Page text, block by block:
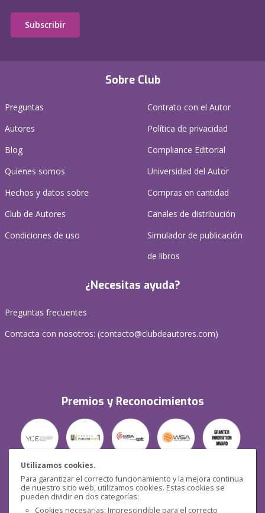
Utilizamos cookies.
Para garantizar el correcto funcionamiento y la mejora continua
de nuestro sitio web, utilizamos cookies. Estas cookies se
pueden dividir en dos categorías:
Cookies necesarias: Imprescindible para el correcto
Sobre Club
Preguntas
Autores
Blog
Quienes somos
Hechos y datos sobre
Club de Autores
Condiciones de uso
Contrato con el Autor
Política de privacidad
Compliance Editorial
Universidad del Autor
Compras en cantidad
Canales de distribución
Simulador de publicación
de libros
¿Necesitas ayuda?
Preguntas frecuentes
Contacta con nosotros: (contacto@clubdeautores.com)
Premios y Reconocimientos
Seguridad
Subscribir